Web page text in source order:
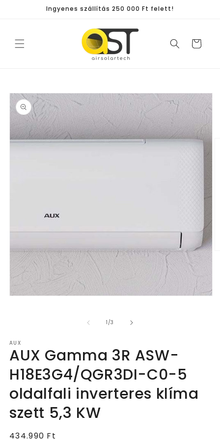
tartalomhoz
Ingyenes szállítás 250 000 Ft felett!
Kosár
a
1 //3
AUX
AUX Gamma 3R ASW-
H18E3G4/QGR3DI-C0-5
oldalfali inverteres klíma
szett 5,3 KW
Normál
434.990 Ft